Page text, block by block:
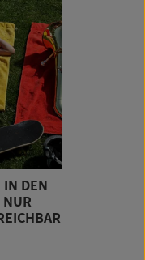
IN DEN
NUR